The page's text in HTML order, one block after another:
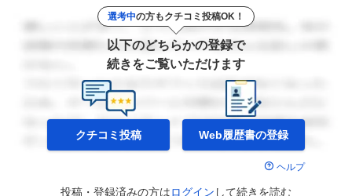
選考中の方もクチコミ投稿OK！
以下のどちらかの登録で
続きをご覧いただけます
クチコミ投稿 Web履歴書の登録
ヘルプ
投稿・登録済みの方はログイン して続きを読む